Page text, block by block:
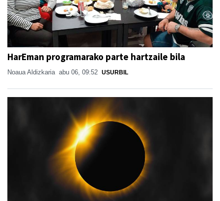
HarEman programarako parte hartzaile bila
Noaua Aldizkaria abu 06, 09:52 USURBIL